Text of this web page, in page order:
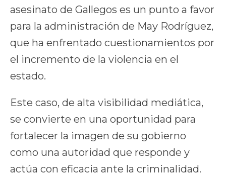
asesinato de Gallegos es un punto a favor
para la administración de May Rodríguez,
que ha enfrentado cuestionamientos por
el incremento de la violencia en el
estado.
Este caso, de alta visibilidad mediática,
se convierte en una oportunidad para
fortalecer la imagen de su gobierno
como una autoridad que responde y
actúa con eficacia ante la criminalidad.